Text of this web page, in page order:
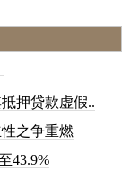
押贷款虚假..
之争重燃
43.9%